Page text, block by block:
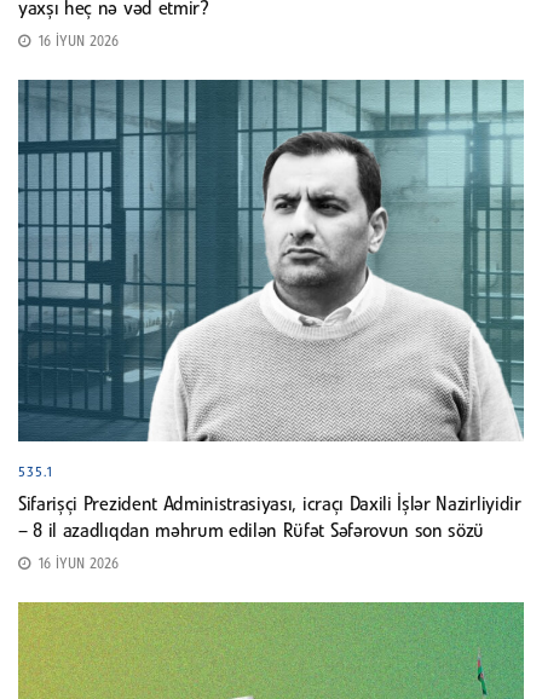
yaxşı heç nə vəd etmir?
16 İYUN 2026
535.1
Sifarişçi Prezident Administrasiyası, icraçı Daxili İşlər Nazirliyidir
– 8 il azadlıqdan məhrum edilən Rüfət Səfərovun son sözü
16 İYUN 2026